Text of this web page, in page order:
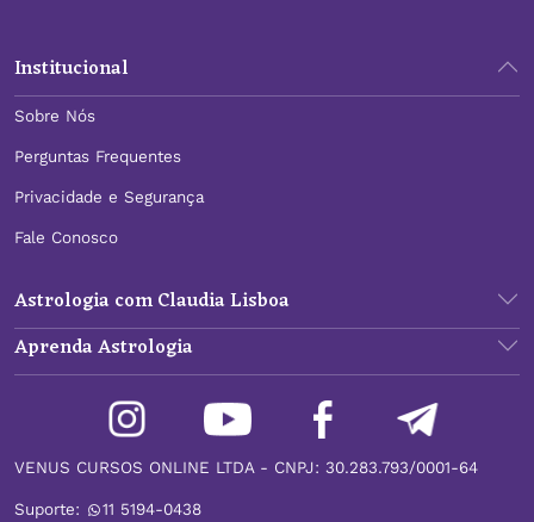
Institucional
Sobre Nós
Perguntas Frequentes
Privacidade e Segurança
Fale Conosco
Astrologia com Claudia Lisboa
Aprenda Astrologia
VENUS CURSOS ONLINE LTDA - CNPJ: 30.283.793/0001-64
Suporte: 11 5194-0438